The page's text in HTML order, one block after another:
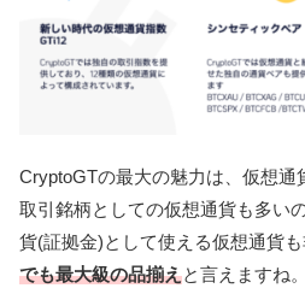
CryptoGTの最大の魅力は、仮想通
取引銘柄としての仮想通貨も多い
貨(証拠金)として使える仮想通貨も
でも最大級の品揃えと言えますね。